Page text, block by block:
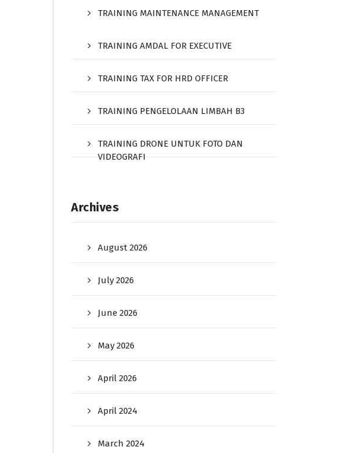
TRAINING MAINTENANCE MANAGEMENT
TRAINING AMDAL FOR EXECUTIVE
TRAINING TAX FOR HRD OFFICER
TRAINING PENGELOLAAN LIMBAH B3
TRAINING DRONE UNTUK FOTO DAN
VIDEOGRAFI
Archives
August 2026
July 2026
June 2026
May 2026
April 2026
April 2024
March 2024